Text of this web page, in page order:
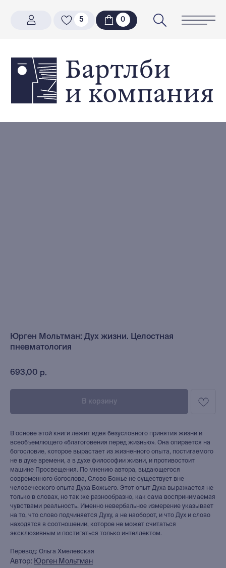
00
Юрген Мольтман: Дух жизни. Целостная
пневматология
693,00 р.
В корзину
В основе этой книги лежит идея безусловного принятия жизни и
всеобъемлющего «благоговения перед жизнью». Она опирается на
богословие, которое вырастает из жизненного опыта, постигаемого
не в духе времени, а в духе философии жизни, и противостоит
машине Просвещения. По мнению автора, выдающегося
современного богослова, Слово Божье не существует вне
человеческого опыта Духа Божьего. Этот опыт Духа выражается не
только в словах, но так же разнообразно, как сама воспринимаемая
чувствами реальность. Именно невербальное измерение указывает
на то, что слово подчиняется Духу, а не наоборот, и что Дух и слово
находятся в соотношении, которое не может считаться
эксклюзивным и постигаться только интеллектом.
Перевод: Ольга Хмелевская
Автор: Юрген Мольтман